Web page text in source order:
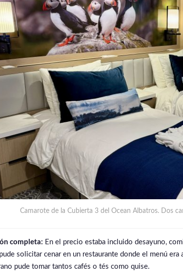
Camarote de la Cubierta 3 del Ocean Albatros. Dos
completa: En el precio estaba incluido desayuno,
solicitar cenar en un restaurante donde el menú era
pude tomar tantos cafés o tés como quise.